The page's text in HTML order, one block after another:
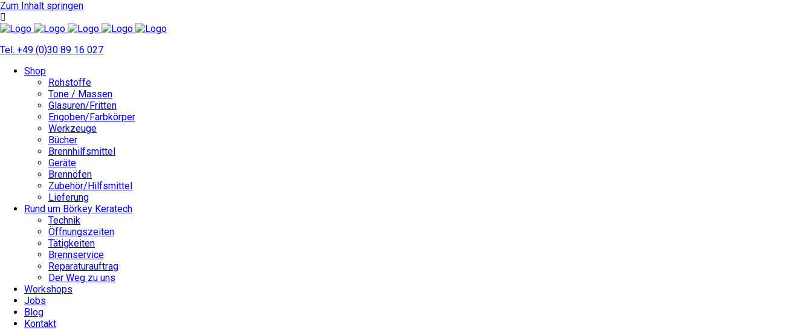
Zum Inhalt springen
Tel. +49 (0)30 89 16 027
Shop
Rohstoffe
Tone / Massen
Glasuren/Fritten
Engoben/Farbkörper
Werkzeuge
Bücher
Brennhilfsmittel
Geräte
Brennöfen
Zubehör/Hilfsmittel
Lieferung
Rund um Börkey Keratech
Technik
Öffnungszeiten
Tätigkeiten
Brennservice
Reparaturauftrag
Der Weg zu uns
Workshops
Jobs
Blog
Kontakt